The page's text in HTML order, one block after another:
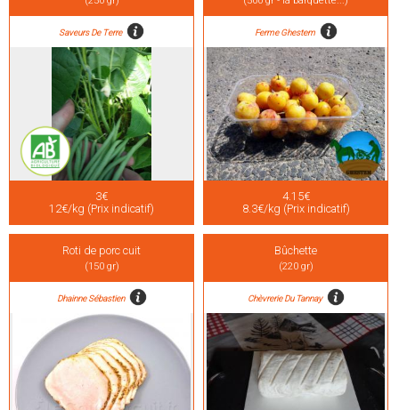
Saveurs De Terre
3€
12€/kg (Prix indicatif)
Ferme Ghestem
4.15€
8.3€/kg (Prix indicatif)
Roti de porc cuit
(150 gr)
Dhainne Sébastien
Bûchette
(220 gr)
Chèvrerie Du Tannay